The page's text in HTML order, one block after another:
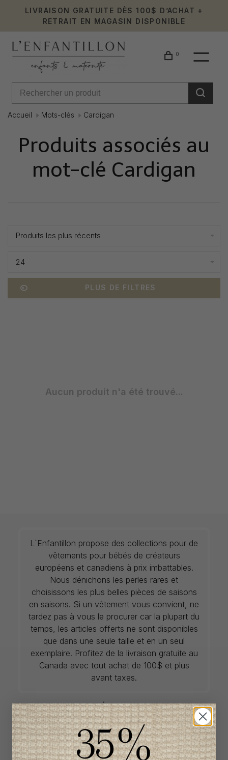
LIVRAISON GRATUITE DÈS 100$ D’ACHAT +
RETRAIT EN MAGASIN DISPONIBLE
0
Accueil Mots-clés Cardigan
Produits associés au
mot-clé Cardigan
Produits les plus récents
24
PLUS DE FILTRES
Aucun produit n'a été trouvé...
L`Enfantillon propose des collections pour de
vêtements pour bébés de créateurs
européens et canadiens à prix imbattables.
Nous dénichons les perles rares et
choisissons les plus belles pièces de saisons
en saisons. Si un vêtement vous convient, ne
tardez pas à vous le procurer car la plupart du
temps, les articles offerts ne sont disponibles
que dans une seule taille et en un seul
exemplaire. Profitez de la livraison gratuite au
Canada avec tout achat de 100$ et plus
avant taxes.
ACCÈS RAPIDE
magasinez par catégorie